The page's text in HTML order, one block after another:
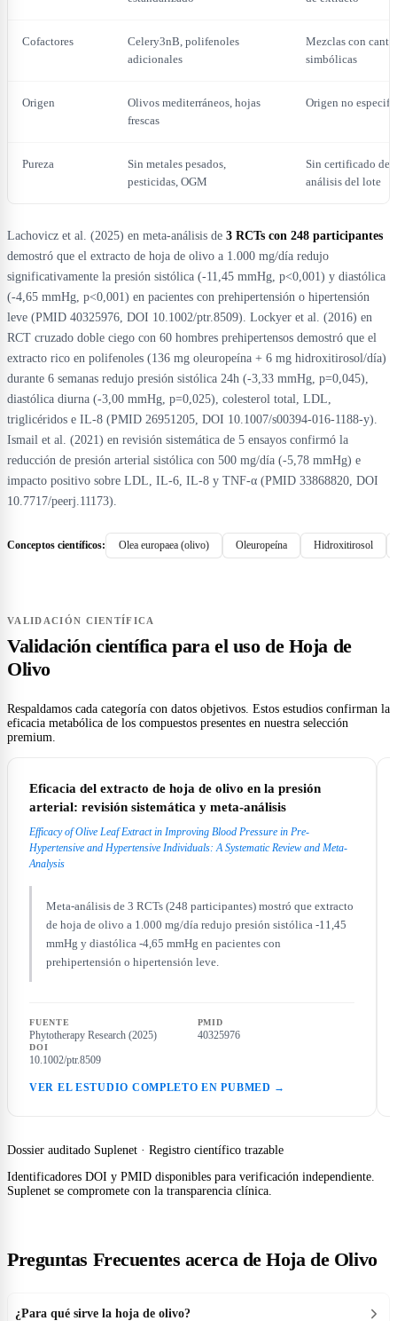
Cofactores
Celery3nB, polifenoles
adicionales
Mezclas con
simbólicas
Origen
Olivos mediterráneos, hojas
frescas
Origen no
Pureza
Sin metales pesados,
pesticidas, OGM
Sin certificado de
análisis del lote
Lachovicz et al. (2025) en meta-análisis de 3 RCTs con 248 participantes
demostró que el extracto de hoja de olivo a 1.000 mg/día redujo
significativamente la presión sistólica (-11,45 mmHg, p<0,001) y diastólica
(-4,65 mmHg, p<0,001) en pacientes con prehipertensión o hipertensión
leve (PMID 40325976, DOI 10.1002/ptr.8509). Lockyer et al. (2016) en
RCT cruzado doble ciego con 60 hombres prehipertensos demostró que el
extracto rico en polifenoles (136 mg oleuropeína + 6 mg hidroxitirosol/día)
durante 6 semanas redujo presión sistólica 24h (-3,33 mmHg, p=0,045),
diastólica diurna (-3,00 mmHg, p=0,025), colesterol total, LDL,
triglicéridos e IL-8 (PMID 26951205, DOI 10.1007/s00394-016-1188-y).
Ismail et al. (2021) en revisión sistemática de 5 ensayos confirmó la
reducción de presión arterial sistólica con 500 mg/día (-5,78 mmHg) e
impacto positivo sobre LDL, IL-6, IL-8 y TNF-α (PMID 33868820, DOI
10.7717/peerj.11173).
Conceptos científicos: Olea europaea (olivo) Oleuropeína Hidroxitirosol
VALIDACIÓN CIENTÍFICA
Validación científica para el uso de Hoja de
Olivo
Respaldamos cada categoría con datos objetivos. Estos estudios confirman la
eficacia metabólica de los compuestos presentes en nuestra selección
premium.
Eficacia del extracto de hoja de olivo en la presión
arterial: revisión sistemática y meta-análisis
Efficacy of Olive Leaf Extract in Improving Blood Pressure in Pre-
Hypertensive and Hypertensive Individuals: A Systematic Review and Meta-
Analysis
Meta-análisis de 3 RCTs (248 participantes) mostró que extracto
de hoja de olivo a 1.000 mg/día redujo presión sistólica -11,45
mmHg y diastólica -4,65 mmHg en pacientes con
prehipertensión o hipertensión leve.
FUENTE
Phytotherapy Research (2025)
PMID
40325976
DOI
10.1002/ptr.8509
VER EL ESTUDIO COMPLETO EN PUBMED →
Dossier auditado Suplenet · Registro científico trazable
Identificadores DOI y PMID disponibles para verificación independiente.
Suplenet se compromete con la transparencia clínica.
Preguntas Frecuentes acerca de Hoja de Olivo
¿Para qué sirve la hoja de olivo?